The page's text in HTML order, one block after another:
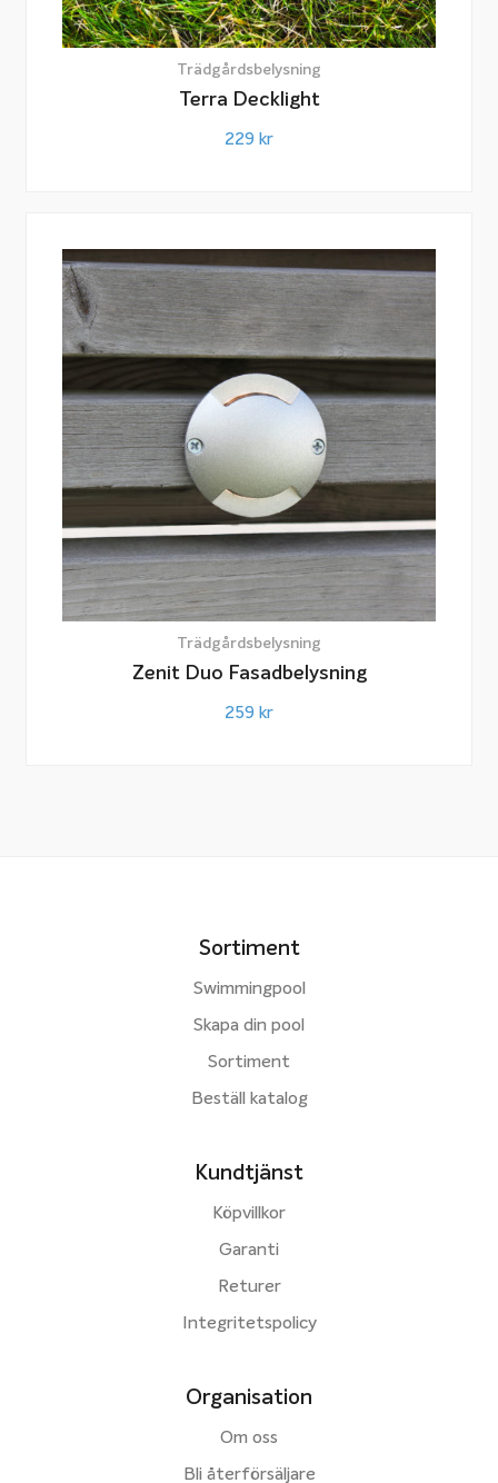
Trädgårdsbelysning
Terra Decklight
229 kr
Trädgårdsbelysning
Zenit Duo Fasadbelysning
259 kr
Sortiment
Swimmingpool
Skapa din pool
Sortiment
Beställ katalog
Kundtjänst
Köpvillkor
Garanti
Returer
Integritetspolicy
Organisation
Om oss
Bli återförsäljare